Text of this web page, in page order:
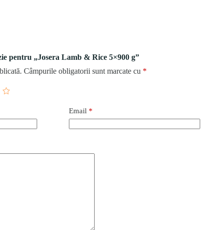
pentru „Josera Lamb & Rice 5×900 g”
Câmpurile obligatorii sunt marcate cu *
Email *